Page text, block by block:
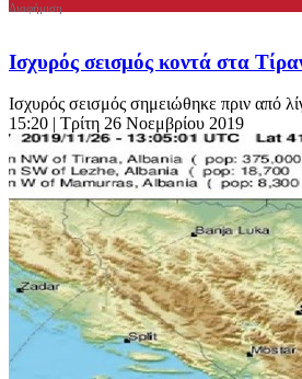
Ισχυρός σεισμός κοντά στα
Ισχυρός σεισμός σημειώθηκε πριν από
15:20 | Τρίτη 26 Νοεμβρίου 2019